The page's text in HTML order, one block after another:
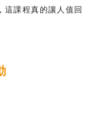
這課程真的讓人值回